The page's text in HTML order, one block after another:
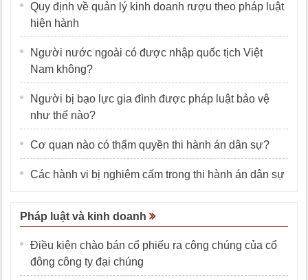
Quy định về quản lý kinh doanh rượu theo pháp luật
hiện hành
Người nước ngoài có được nhập quốc tịch Việt
Nam không?
Người bị bạo lực gia đình được pháp luật bảo vệ
như thế nào?
Cơ quan nào có thẩm quyền thi hành án dân sự?
Các hành vi bị nghiêm cấm trong thi hành án dân sự
Pháp luật và kinh doanh
Điều kiện chào bán cổ phiếu ra công chúng của cổ
đông công ty đại chúng